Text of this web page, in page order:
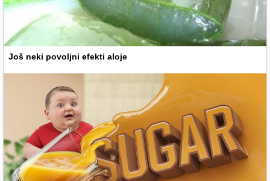
Još neki povoljni efekti aloje